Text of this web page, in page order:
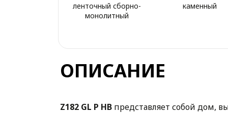
ленточный сборно-
монолитный
каменный
ОПИСАНИЕ
Z182 GL P HB представляет собой дом,